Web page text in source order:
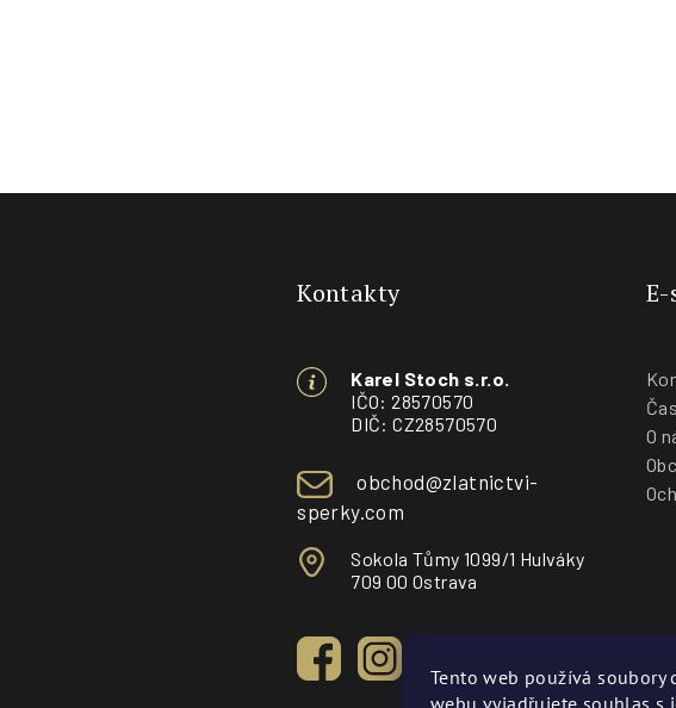
Tento web používá soubory
webu vyjadřujete souhlas s
Kontakty
Karel Stoch s.r.o.
IČO: 28570570
DIČ: CZ28570570
obchod@zlatnictvi-
sperky.com
Sokola Tůmy 1099/1 Hulváky
709 00 Ostrava
O